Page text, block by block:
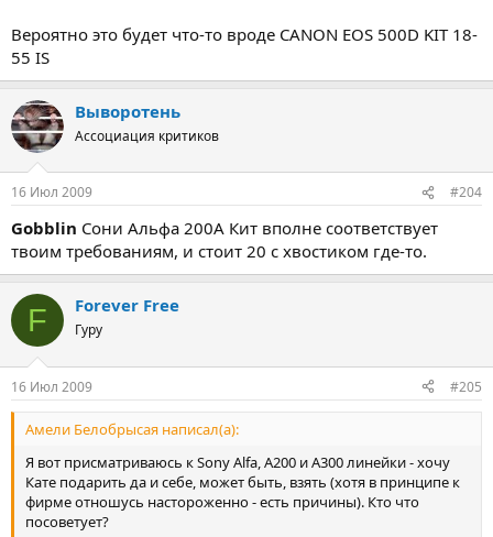
Вероятно это будет что-то вроде CANON EOS 500D KIT 18-
55 IS
Выворотень
Ассоциация критиков
16 Июл 2009 #204
Gobblin Сони Альфа 200А Кит вполне соответствует
твоим требованиям, и стоит 20 с хвостиком где-то.
F Forever Free
Гуру
16 Июл 2009 #205
Амели Белобрысая написал(а):
Я вот присматриваюсь к Sony Alfa, А200 и А300 линейки - хочу
Кате подарить да и себе, может быть, взять (хотя в принципе к
фирме отношусь настороженно - есть причины). Кто что
посоветует?